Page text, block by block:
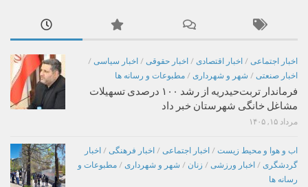
اخبار اجتماعی / اخبار اقتصادی / اخبار حقوقی / اخبار سیاسی /
اخبار صنعتی / شهر و شهرداری / مطبوعات و رسانه ها
فرماندار تربت‌حیدریه از رشد ۱۰۰ درصدی تسهیلات
مشاغل خانگی شهرستان خبر داد
مرداد ۱۵, ۱۴۰۵
اب و هوا و محیط زیست / اخبار اجتماعی / اخبار فرهنگی / اخبار
گردشگری / اخبار ورزشی / زنان / شهر و شهرداری / مطبوعات و
رسانه ها